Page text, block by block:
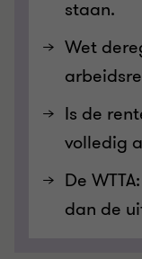
staan.
Wet
Is de
volledig
De
dan de